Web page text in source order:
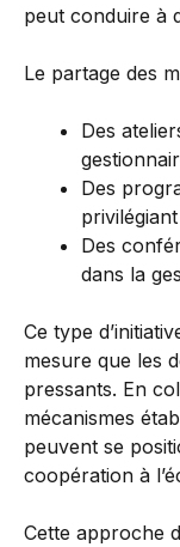
peut conduire à
Le partage des
Des
Des
Des
dans la
Ce type
mesure que les
pressants. En
mécanismes
peuvent se
coopération à
Cette approche